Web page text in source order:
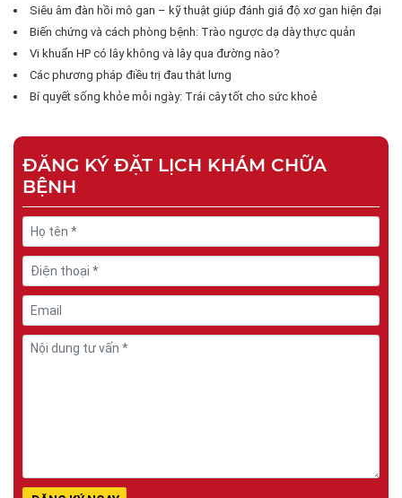
Siêu âm đàn hồi mô gan – kỹ thuật giúp đánh giá độ xơ gan hiện đại
Biến chứng và cách phòng bệnh: Trào ngược dạ dày thực quản
Vi khuẩn HP có lây không và lây qua đường nào?
Các phương pháp điều trị đau thắt lưng
Bí quyết sống khỏe mỗi ngày: Trái cây tốt cho sức khoẻ
ĐĂNG KÝ ĐẶT LỊCH KHÁM CHỮA
BỆNH